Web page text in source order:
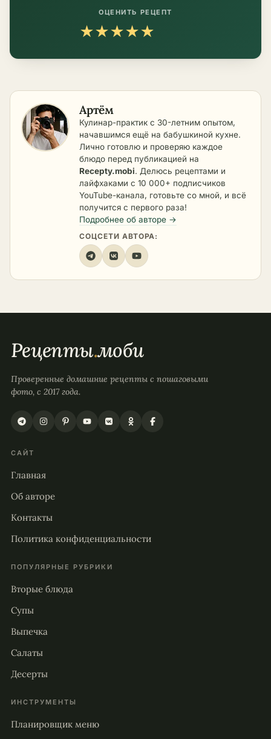
ОЦЕНИТЬ РЕЦЕПТ
★★★★★
Артём
Кулинар-практик с 30-летним опытом,
начавшимся ещё на бабушкиной кухне.
Лично готовлю и проверяю каждое
блюдо перед публикацией на
Recepty.mobi. Делюсь рецептами и
лайфхаками с 10 000+ подписчиков
YouTube-канала, готовьте со мной, и всё
получится с первого раза!
Подробнее об авторе →
СОЦСЕТИ АВТОРА:
Рецепты.моби
Проверенные домашние рецепты с пошаговыми
фото, с 2017 года.
САЙТ
Главная
Об авторе
Контакты
Политика конфиденциальности
ПОПУЛЯРНЫЕ РУБРИКИ
Вторые блюда
Супы
Выпечка
Салаты
Десерты
ИНСТРУМЕНТЫ
Планировщик меню